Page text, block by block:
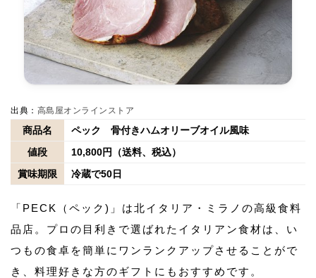
出典： 高島屋オンラインストア
商品名
ペック 骨付きハムオリーブオイル風味
値段
10,800円（送料、税込）
賞味期限
冷蔵で50日
「PECK（ペック)」は北イタリア・ミラノの高級食料
品店。プロの目利きで選ばれたイタリアン食材は、い
つもの食卓を簡単にワンランクアップさせることがで
き、料理好きな方のギフトにもおすすめです。